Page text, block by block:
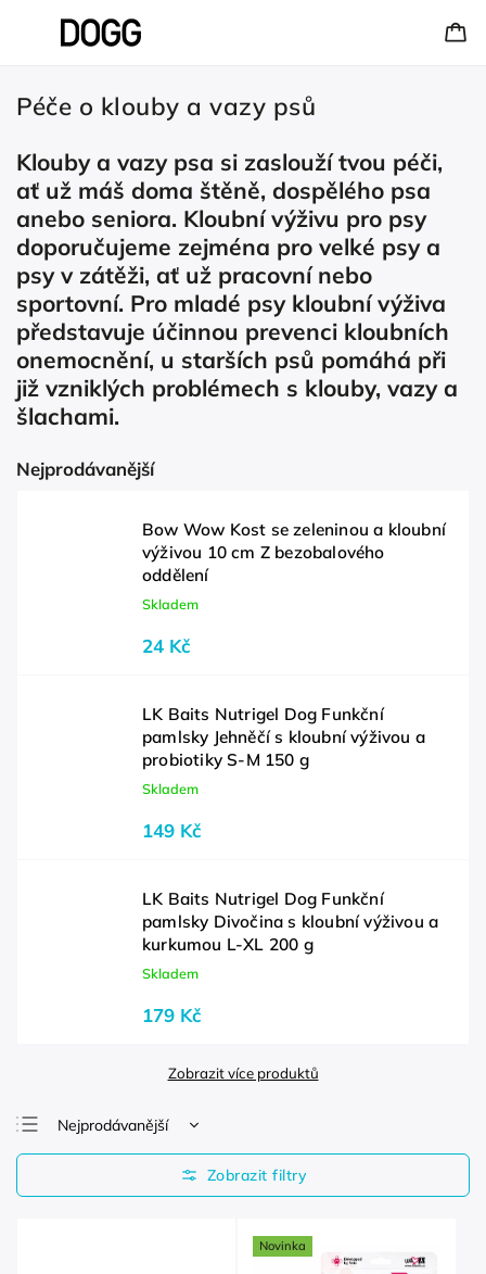
Péče o klouby a vazy psů
Klouby a vazy psa si zaslouží tvou péči,
ať už máš doma štěně, dospělého psa
anebo seniora. Kloubní výživu pro psy
doporučujeme zejména pro velké psy a
psy v zátěži, ať už pracovní nebo
sportovní. Pro mladé psy kloubní výživa
představuje účinnou prevenci kloubních
onemocnění, u starších psů pomáhá při
již vzniklých problémech s klouby, vazy a
šlachami.
Nejprodávanější
Bow Wow Kost se zeleninou a kloubní
výživou 10 cm Z bezobalového
oddělení
Skladem
24 Kč
LK Baits Nutrigel Dog Funkční
pamlsky Jehněčí s kloubní výživou a
probiotiky S-M 150 g
Skladem
149 Kč
LK Baits Nutrigel Dog Funkční
pamlsky Divočina s kloubní výživou a
kurkumou L-XL 200 g
Skladem
179 Kč
Zobrazit více produktů
Nejprodávanější
Nejlevnější
Nejdražší
Novinka